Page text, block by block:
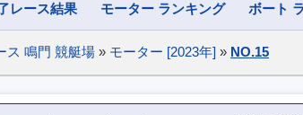
レース結果 モーター ランキング ボート
ス 鳴門 競艇場 » モーター [2023年] » NO.15